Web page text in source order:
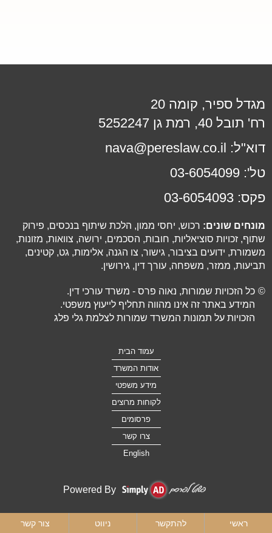
מגדל ספיר, קומה 20
רח' תובל 40, רמת גן 5252247
דוא"ל: nava@pereslaw.co.il
טל': 03-6054099
פקס: 03-6054093
מונחים שונים: רכוש, יחסי ממון, הלכת שיתוף בנכסים, פירוק
שתוף, זכויות סוציאליות, חובות, הסכמים, ירושה, צוואות, מזונות,
משמורת, ידועים בציבור, גישור, צו הגנה, אלימות, גט, קטינים,
תביעות, ממזר, משפחה, עורך דין, גירושין.
© כל הזכויות שמורות, נאוה פרס - משרד עורכי דין.
המידע באתר זה אינו מהווה תחליף לייעוץ משפטי.
הזכויות על תמונות המשרד שמורות לצלמת גלי פלג
עמוד הבית
אודות המשרד
מידע משפטי
לקוחות מרוצים
פרסומים
צרו קשר
English
ראשי להתקשר ניווט צור קשר
Powered By